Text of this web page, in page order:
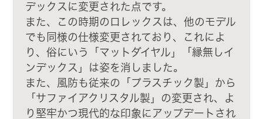
デックスに変更された点です。
また、この時期のロレックスは、他のモデル
でも同様の仕様変更されており、これによ
り、俗にいう「マットダイヤル」「縁無しイ
ンデックス」は姿を消しました。
また、風防も従来の「プラスチック製」から
「サファイアクリスタル製」の変更され、よ
り堅牢かつ現代的な印象にアップデートされ